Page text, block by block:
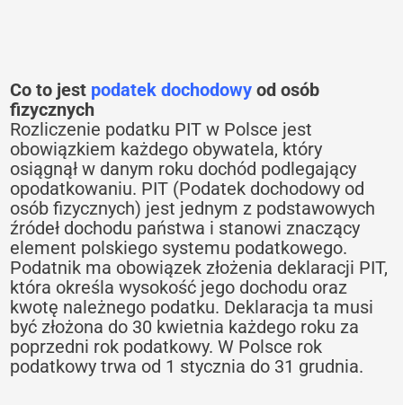
Co to jest podatek dochodowy od osób
fizycznych
Rozliczenie podatku PIT w Polsce jest
obowiązkiem każdego obywatela, który
osiągnął w danym roku dochód podlegający
opodatkowaniu. PIT (Podatek dochodowy od
osób fizycznych) jest jednym z podstawowych
źródeł dochodu państwa i stanowi znaczący
element polskiego systemu podatkowego.
Podatnik ma obowiązek złożenia deklaracji PIT,
która określa wysokość jego dochodu oraz
kwotę należnego podatku. Deklaracja ta musi
być złożona do 30 kwietnia każdego roku za
poprzedni rok podatkowy. W Polsce rok
podatkowy trwa od 1 stycznia do 31 grudnia.